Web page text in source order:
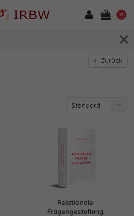
0
Zurück
Standard
Relationale
Fragengestaltung